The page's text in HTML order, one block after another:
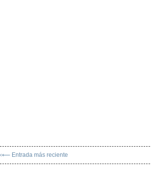
‹⟵ Entrada más reciente